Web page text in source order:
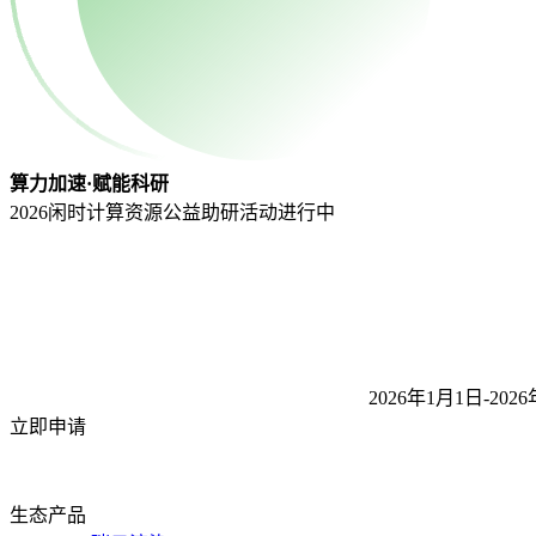
算力加速·赋能科研
2026闲时计算资源公益助研活动进行中
2026年1月1日-2026
立即申请
生态产品